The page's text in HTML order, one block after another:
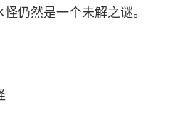
仍然是一个未解之谜。